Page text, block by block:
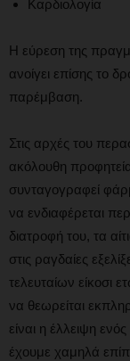
Καρδιολογία
Η εύρεση της
ανοίγει επίσης το
παρέμβαση.
Στις αρχές του
ακόλουθη
συνταγογραφεί
να ενδιαφέρεται
διατροφή του, τα
στις ραγδαίες
τελευταίων είκοσι
να θεωρείται
είναι η έλλειψη
έχουμε χαμηλά